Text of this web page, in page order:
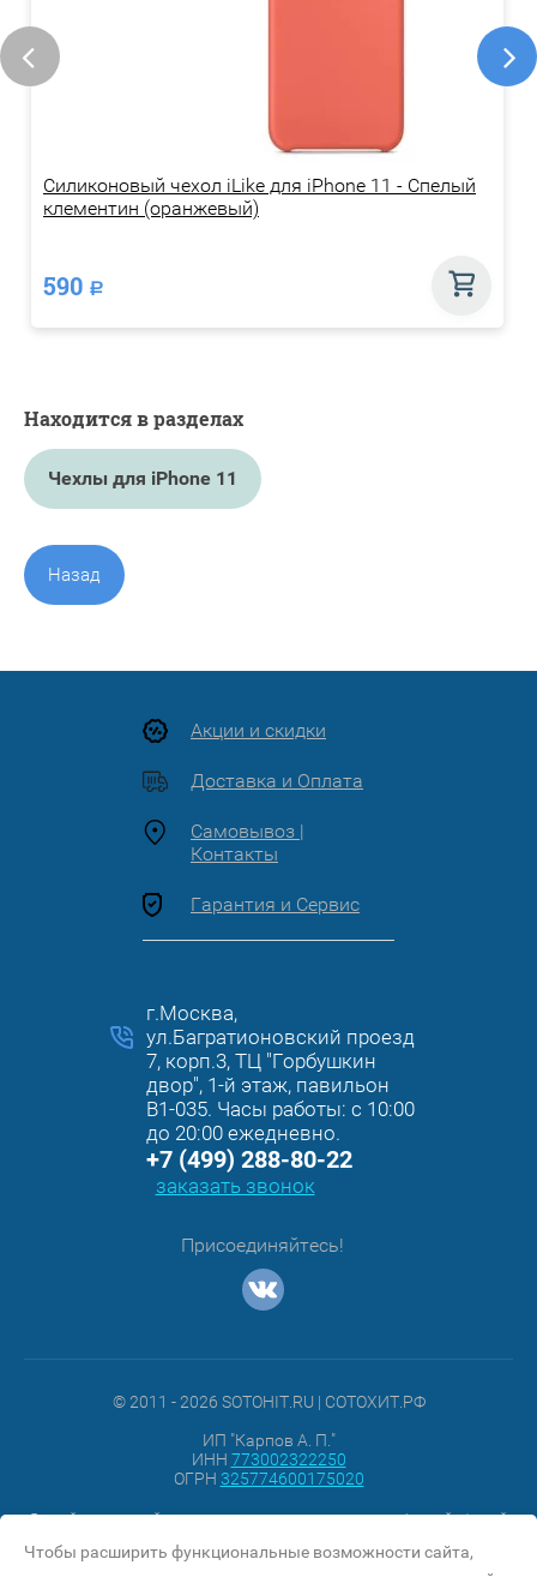
Силиконовый чехол iLike для iPhone 11 - Спелый
клементин (оранжевый)
590 Р
Находится в разделах
Чехлы для iPhone 11
Назад
Акции и скидки
Доставка и Оплата
Самовывоз |
Контакты
Гарантия и Сервис
г.Москва,
ул.Багратионовский проезд
7, корп.3, ТЦ "Горбушкин
двор", 1-й этаж, павильон
B1-035. Часы работы: с 10:00
до 20:00 ежедневно.
+7 (499) 288-80-22
заказать звонок
Присоединяйтесь!
© 2011 - 2026 SOTOHIT.RU | СОТОХИТ.РФ
ИП "Карпов А. П."
ИНН 773002322250
ОГРН 325774600175020
Данный интернет-сайт ни при каких условиях не является публичной офертой,
РФ.
Чтобы расширить функциональные возможности сайта,